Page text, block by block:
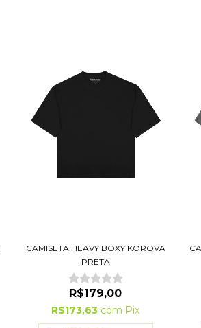
CAMISETA HEAVY BOXY KOROVA
PRETA
R$179,00
R$173,63 com Pix